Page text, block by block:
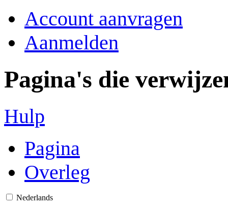
Account aanvragen
Aanmelden
Pagina's die
Hulp
Pagina
Overleg
Nederlands